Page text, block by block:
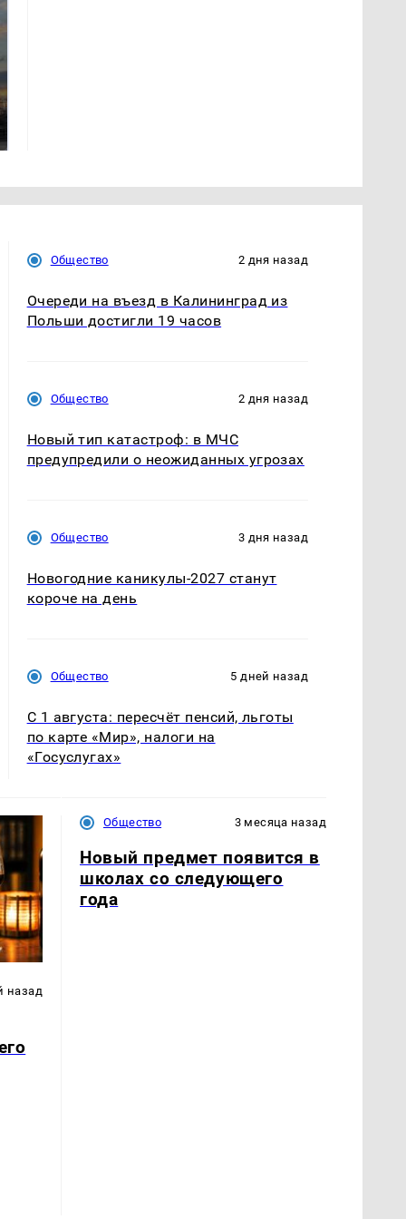
Общество 2 дня назад
Очереди на въезд в Калининград из
Польши достигли 19 часов
Общество 2 дня назад
Новый тип катастроф: в МЧС
предупредили о неожиданных угрозах
Общество 3 дня назад
Новогодние каникулы-2027 станут
короче на день
Общество 5 дней назад
С 1 августа: пересчёт пенсий, льготы
по карте «Мир», налоги на
«Госуслугах»
назад
Общество 3 месяца назад
Новый предмет появится в
школах со следующего
года